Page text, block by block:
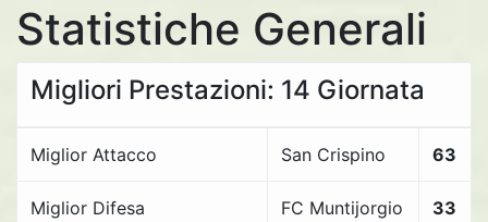
Statistiche Generali
Migliori Prestazioni: 14 Giornata
Miglior Attacco San Crispino 63
Miglior Difesa FC Muntijorgio 33